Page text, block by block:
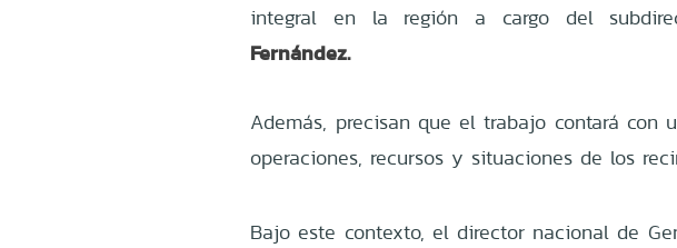
integral en la región a cargo del
Fernández.
Además, precisan que el trabajo contará con
operaciones, recursos y situaciones de los
Bajo este contexto, el director nacional de